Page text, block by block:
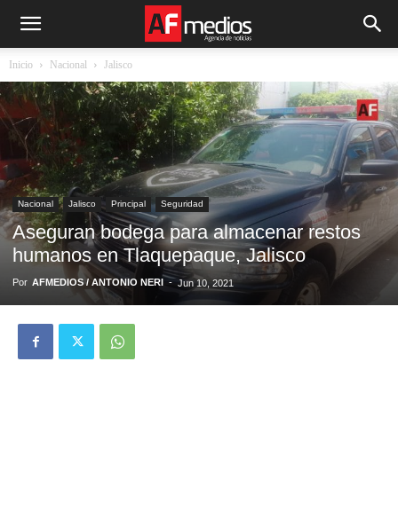
Inicio Nacional Jalisco
Nacional Jalisco Principal Seguridad
Aseguran bodega para almacenar restos
humanos en Tlaquepaque, Jalisco
Por AFMEDIOS / ANTONIO NERI - Jun 10, 2021